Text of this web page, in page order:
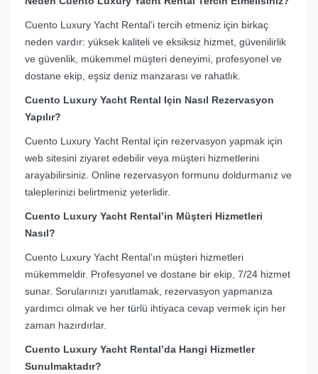
Cuento Luxury Yacht Rental’i tercih etmeniz için birkaç
neden vardır: yüksek kaliteli ve eksiksiz hizmet, güvenilirlik
ve güvenlik, mükemmel müşteri deneyimi, profesyonel ve
dostane ekip, eşsiz deniz manzarası ve rahatlık.
Cuento Luxury Yacht Rental Için Nasıl Rezervasyon
Yapılır?
Cuento Luxury Yacht Rental için rezervasyon yapmak için
web sitesini ziyaret edebilir veya müşteri hizmetlerini
arayabilirsiniz. Online rezervasyon formunu doldurmanız ve
taleplerinizi belirtmeniz yeterlidir.
Cuento Luxury Yacht Rental’in Müşteri Hizmetleri
Nasıl?
Cuento Luxury Yacht Rental’ın müşteri hizmetleri
mükemmeldir. Profesyonel ve dostane bir ekip, 7/24 hizmet
sunar. Sorularınızı yanıtlamak, rezervasyon yapmanıza
yardımcı olmak ve her türlü ihtiyaca cevap vermek için her
zaman hazırdırlar.
Cuento Luxury Yacht Rental’da Hangi Hizmetler
Sunulmaktadır?